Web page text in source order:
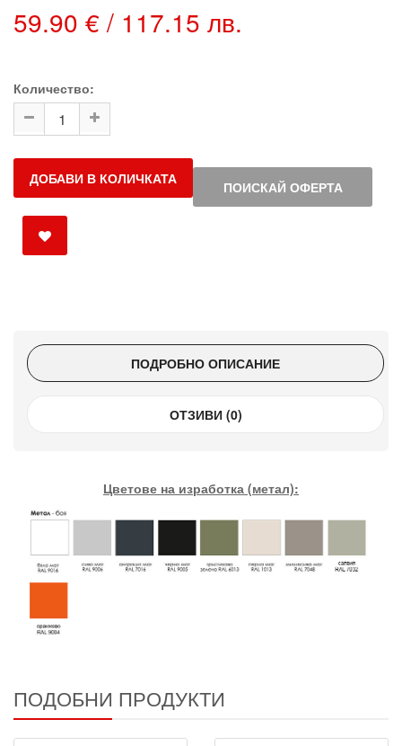
59.90 € / 117.15 лв.
Количество:
ДОБАВИ В КОЛИЧКАТА ПОИСКАЙ ОФЕРТА
ПОДРОБНО ОПИСАНИЕ
ОТЗИВИ (0)
Цветове на изработка (метал):
ПОДОБНИ ПРОДУКТИ